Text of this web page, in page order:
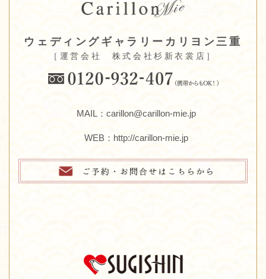
ウェディングギャラリーカリヨン三重
［運営会社 株式会社杉新衣裳店］
MAIL：carillon@carillon-mie.jp
WEB： http://carillon-mie.jp